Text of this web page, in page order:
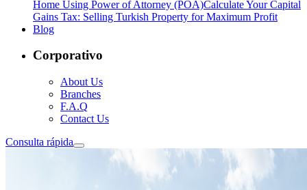
Home Using Power of Attorney (POA)Calculate Your Capital
Gains Tax: Selling Turkish Property for Maximum Profit
Blog
Corporativo
About Us
Branches
F.A.Q
Contact Us
Consulta rápida